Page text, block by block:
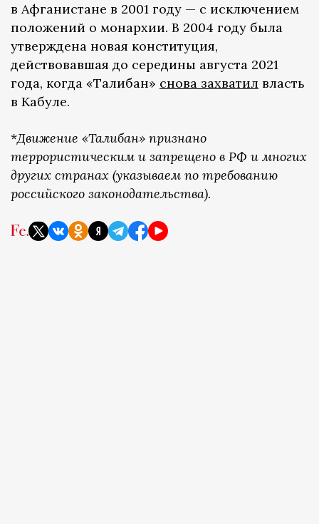
в Афганистане в 2001 году — с исключением
положений о монархии. В 2004 году была
утверждена новая конституция,
действовавшая до середины августа 2021
года, когда «Талибан» снова захватил власть
в Кабуле.
*Движение «Талибан» признано
террористическим и запрещено в РФ и многих
других странах (указываем по требованию
российского законодательства).